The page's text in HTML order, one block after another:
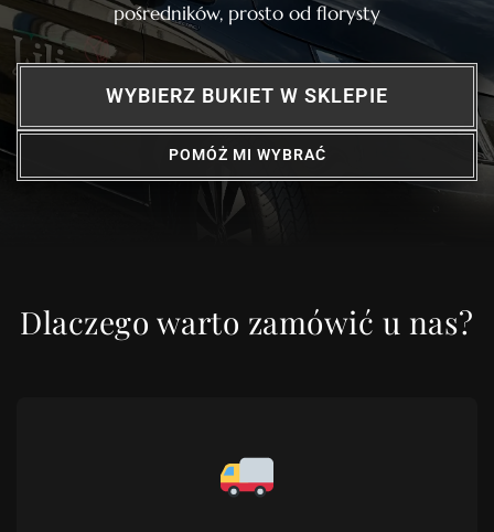
pośredników, prosto od florysty
WYBIERZ BUKIET W SKLEPIE
POMÓŻ MI WYBRAĆ
Dlaczego warto zamówić u nas?